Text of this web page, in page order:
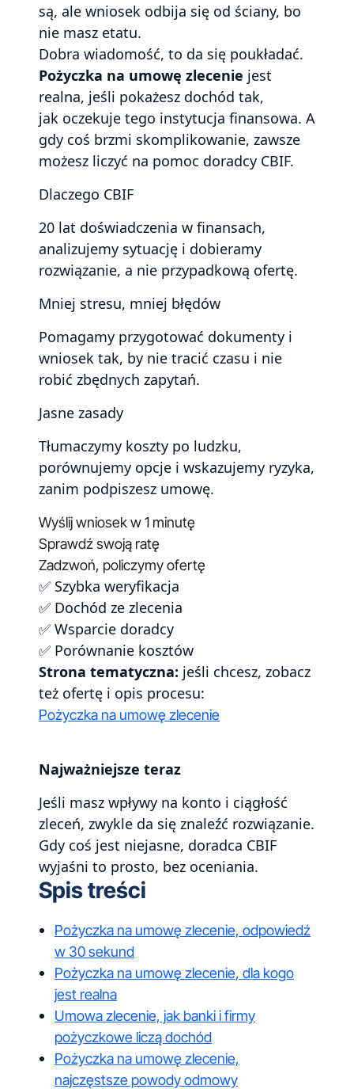
są, ale wniosek odbija się od ściany, bo
nie masz etatu.
Dobra wiadomość, to da się poukładać.
Pożyczka na umowę zlecenie jest
realna, jeśli pokażesz dochód tak,
jak oczekuje tego instytucja finansowa. A
gdy coś brzmi skomplikowanie, zawsze
możesz liczyć na pomoc doradcy CBIF.
Dlaczego CBIF
20 lat doświadczenia w finansach,
analizujemy sytuację i dobieramy
rozwiązanie, a nie przypadkową ofertę.
Mniej stresu, mniej błędów
Pomagamy przygotować dokumenty i
wniosek tak, by nie tracić czasu i nie
robić zbędnych zapytań.
Jasne zasady
Tłumaczymy koszty po ludzku,
porównujemy opcje i wskazujemy ryzyka,
zanim podpiszesz umowę.
Wyślij wniosek w 1 minutę
Sprawdź swoją ratę
Zadzwoń, policzymy ofertę
✅ Szybka weryfikacja
✅ Dochód ze zlecenia
✅ Wsparcie doradcy
✅ Porównanie kosztów
Strona tematyczna: jeśli chcesz, zobacz
też ofertę i opis procesu:
Pożyczka na umowę zlecenie
Najważniejsze teraz
Jeśli masz wpływy na konto i ciągłość
zleceń, zwykle da się znaleźć rozwiązanie.
Gdy coś jest niejasne, doradca CBIF
wyjaśni to prosto, bez oceniania.
Spis treści
Pożyczka na umowę zlecenie, odpowiedź
w 30 sekund
Pożyczka na umowę zlecenie, dla kogo
jest realna
Umowa zlecenie, jak banki i firmy
pożyczkowe liczą dochód
Pożyczka na umowę zlecenie,
najczęstsze powody odmowy